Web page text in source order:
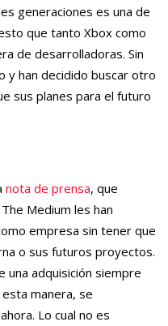
generaciones es una de
que tanto Xbox como
de desarrolladoras. Sin
y han decidido buscar otro
sus planes para el futuro
nota de prensa, que
Medium les han
empresa sin tener que
o sus futuros proyectos.
una adquisición siempre
manera, se
Lo cual no es